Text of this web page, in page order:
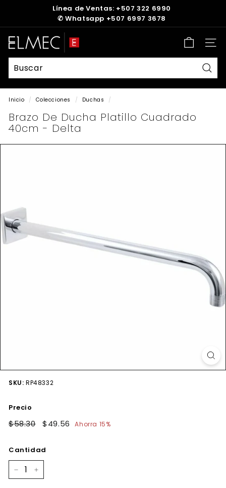
diapositivas
pausa
Línea de Ventas: +507 322 6990
✆ Whatsapp +507 6997 3678
E
L
M
E
C
Inicio / Colecciones / Duchas /
Brazo De Ducha Platillo Cuadrado
40cm - Delta
SKU: RP48332
Precio
Precio
$58.30$58.30
Precio
$49.56 $49.56
Ahorra 15%
Cantidad